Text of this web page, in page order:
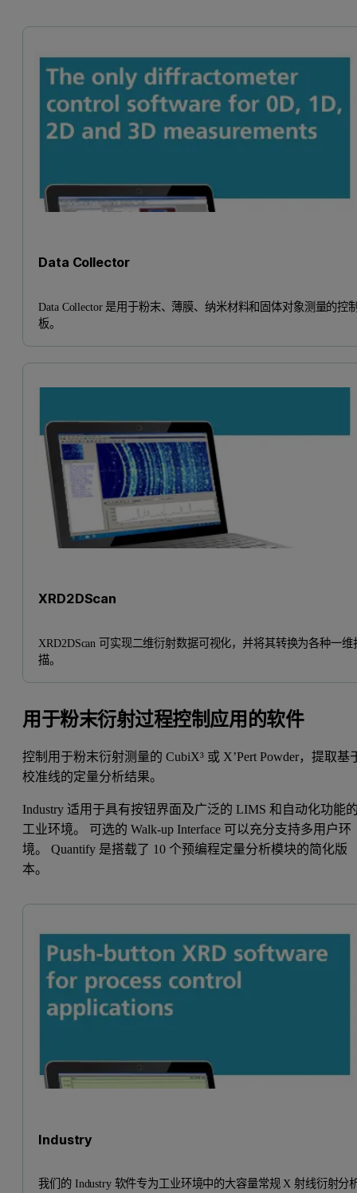
Data Collector
Data Collector 是用于粉末、薄膜、纳米材料和固体对象测量的控
板。
XRD2DScan
XRD2DScan 可实现二维衍射数据可视化，并将其转换为各种一维
描。
用于粉末衍射过程控制应用的软件
控制用于粉末衍射测量的 CubiX³ 或 X’Pert Powder，提取基
校准线的定量分析结果。
Industry 适用于具有按钮界面及广泛的 LIMS 和自动化功能
工业环境。 可选的 Walk-up Interface 可以充分支持多用户环
境。 Quantify 是搭载了 10 个预编程定量分析模块的简化版
本。
Industry
我们的 Industry 软件专为工业环境中的大容量常规 X 射线衍射分